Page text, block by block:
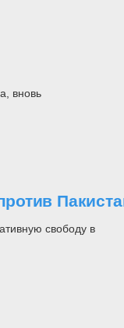
вновь
свободу в